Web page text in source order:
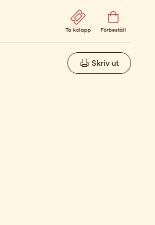
Ta kölapp Förbeställ
Skriv ut